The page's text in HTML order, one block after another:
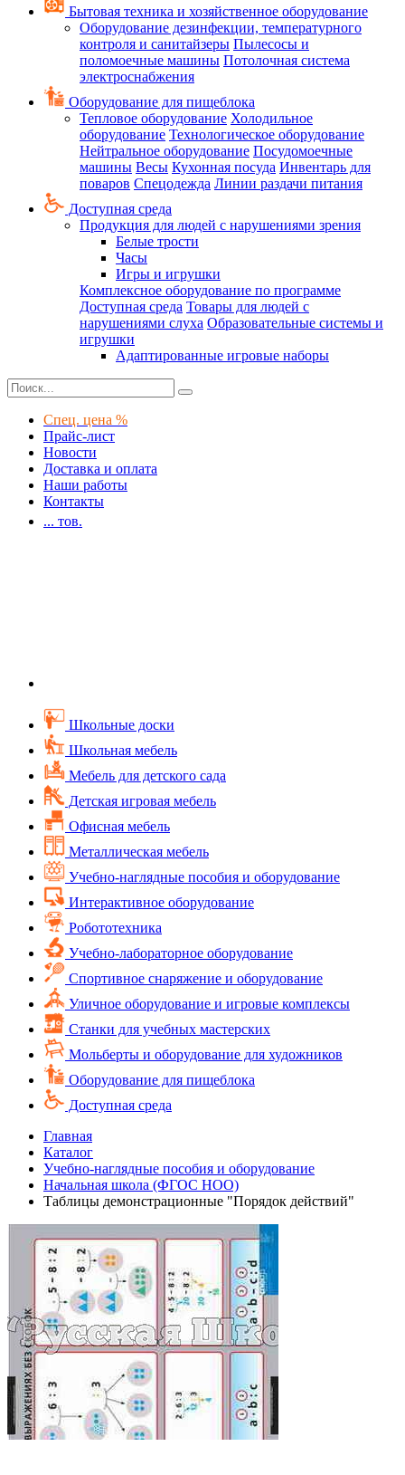
Бытовая техника и хозяйственное оборудование
Оборудование дезинфекции, температурного
контроля и санитайзеры Пылесосы и
поломоечные машины Потолочная система
электроснабжения
Оборудование для пищеблока
Тепловое оборудование Холодильное
оборудование Технологическое оборудование
Нейтральное оборудование Посудомоечные
машины Весы Кухонная посуда Инвентарь для
поваров Спецодежда Линии раздачи питания
Доступная среда
Продукция для людей с нарушениями зрения
Белые трости
Часы
Игры и игрушки
Комплексное оборудование по программе
Доступная среда Товары для людей с
нарушениями слуха Образовательные системы и
игрушки
Адаптированные игровые наборы
Спец. цена %
Прайс-лист
Новости
Доставка и оплата
Наши работы
Контакты
... тов.
Школьные доски
Школьная мебель
Мебель для детского сада
Детская игровая мебель
Офисная мебель
Металлическая мебель
Учебно-наглядные пособия и оборудование
Интерактивное оборудование
Робототехника
Учебно-лабораторное оборудование
Спортивное снаряжение и оборудование
Уличное оборудование и игровые комплексы
Cтанки для учебных мастерских
Мольберты и оборудование для художников
Оборудование для пищеблока
Доступная среда
Главная
Каталог
Учебно-наглядные пособия и оборудование
Начальная школа (ФГОС НОО)
Таблицы демонстрационные "Порядок действий"